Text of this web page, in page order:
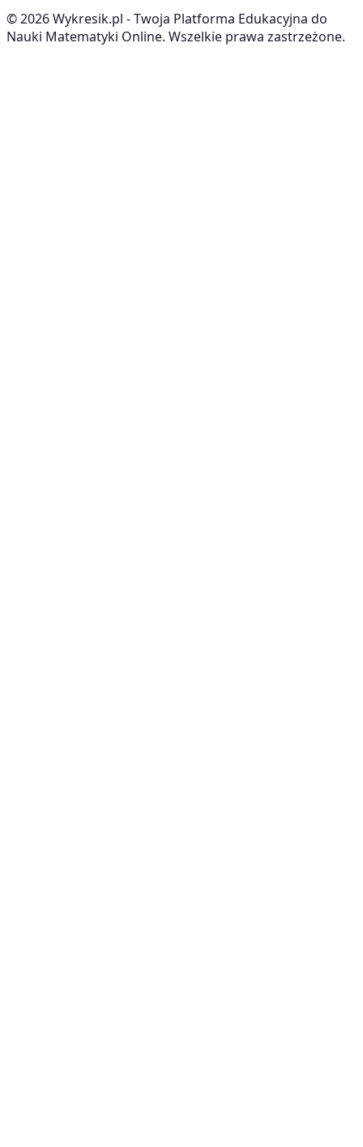
©2026Wykresik.pl - Twoja Platforma Edukacyjna do
Nauki Matematyki Online. Wszelkie prawa zastrzeżone.